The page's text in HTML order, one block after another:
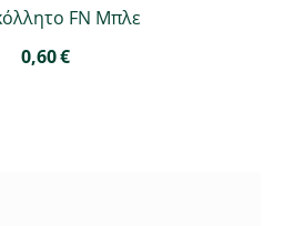
FN Μπλε
0,60€